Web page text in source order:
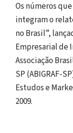
Os números
integram o
no Brasil”,
Empresarial de
Associação
SP (ABIGRAF-
Estudos e
2009.